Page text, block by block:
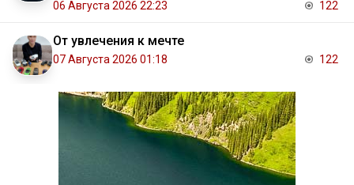
06 Августа 2026 22:23 122
От увлечения к мечте
07 Августа 2026 01:18 122